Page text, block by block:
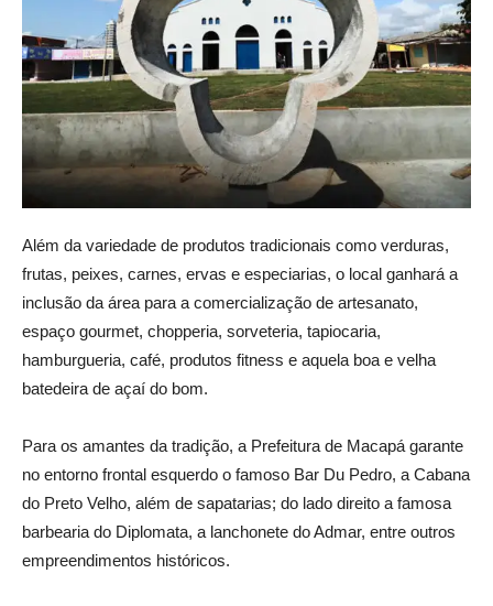
Além da variedade de produtos tradicionais como verduras,
frutas, peixes, carnes, ervas e especiarias, o local ganhará a
inclusão da área para a comercialização de artesanato,
espaço gourmet, chopperia, sorveteria, tapiocaria,
hamburgueria, café, produtos fitness e aquela boa e velha
batedeira de açaí do bom.
Para os amantes da tradição, a Prefeitura de Macapá garante
no entorno frontal esquerdo o famoso Bar Du Pedro, a Cabana
do Preto Velho, além de sapatarias; do lado direito a famosa
barbearia do Diplomata, a lanchonete do Admar, entre outros
empreendimentos históricos.